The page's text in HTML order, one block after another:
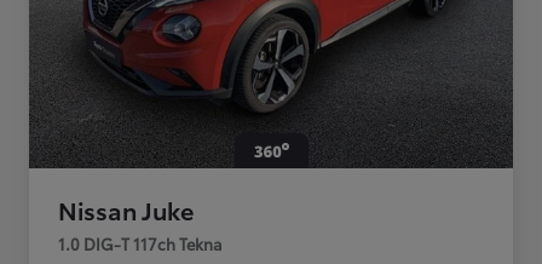
Nissan Juke
1.0 DIG-T 117ch Tekna